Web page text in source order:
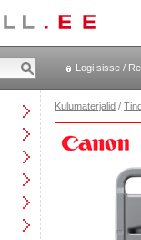
Logi sisse /
Kulumaterjalid /